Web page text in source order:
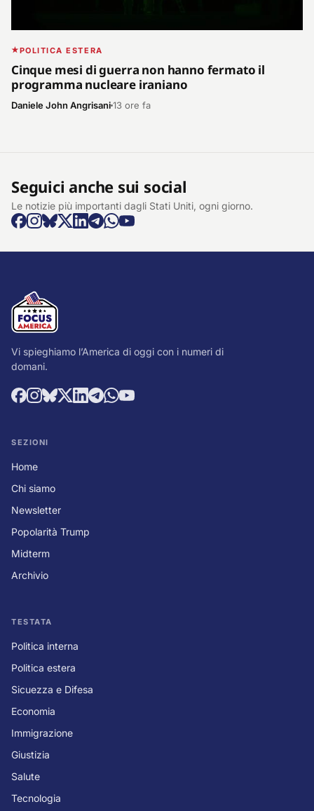
POLITICA ESTERA
Cinque mesi di guerra non hanno fermato il
programma nucleare iraniano
Daniele John Angrisani13 ore fa
Seguici anche sui social
Le notizie più importanti dagli Stati Uniti, ogni giorno.
Vi spieghiamo l’America di oggi con i numeri di
domani.
SEZIONI
Home
Chi siamo
Newsletter
Popolarità Trump
Midterm
Archivio
TESTATA
Politica interna
Politica estera
Sicuezza e Difesa
Economia
Immigrazione
Giustizia
Salute
Tecnologia